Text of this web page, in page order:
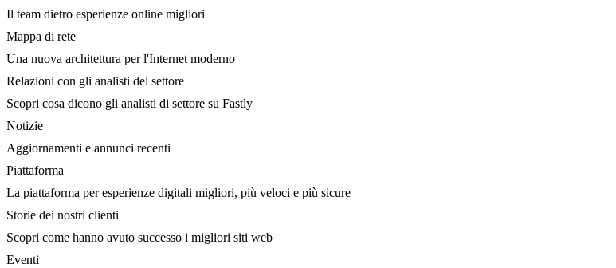
Il team dietro esperienze online migliori
Mappa di rete
Una nuova architettura per l'Internet moderno
Relazioni con gli analisti del settore
Scopri cosa dicono gli analisti di settore su Fastly
Notizie
Aggiornamenti e annunci recenti
Piattaforma
La piattaforma per esperienze digitali migliori, più veloci e più sicure
Storie dei nostri clienti
Scopri come hanno avuto successo i migliori siti web
Eventi